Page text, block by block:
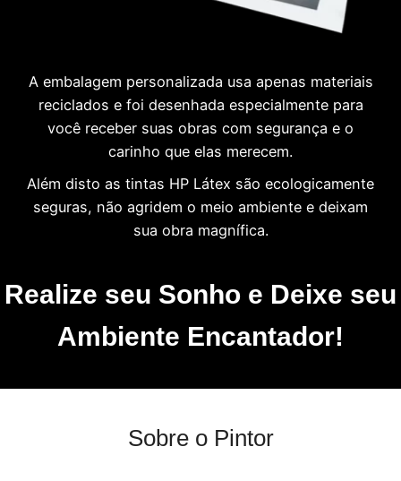
A embalagem personalizada usa apenas materiais
reciclados e foi desenhada especialmente para
você receber suas obras com segurança e o
carinho que elas merecem.
Além disto as tintas HP Látex são ecologicamente
seguras, não agridem o meio ambiente e deixam
sua obra magnífica.
Realize seu Sonho e Deixe seu
Ambiente Encantador!
Sobre o Pintor